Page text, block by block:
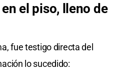
el piso, lleno de
fue testigo directa del
lo sucedido: